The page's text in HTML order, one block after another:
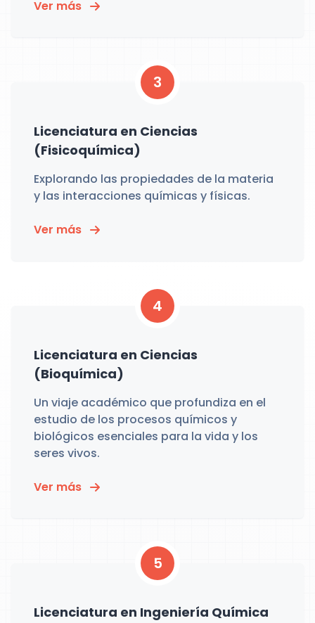
Ver más
3
Licenciatura en Ciencias
(Fisicoquímica)
Explorando las propiedades de la materia
y las interacciones químicas y físicas.
Ver más
4
Licenciatura en Ciencias
(Bioquímica)
Un viaje académico que profundiza en el
estudio de los procesos químicos y
biológicos esenciales para la vida y los
seres vivos.
Ver más
5
Licenciatura en Ingeniería Química